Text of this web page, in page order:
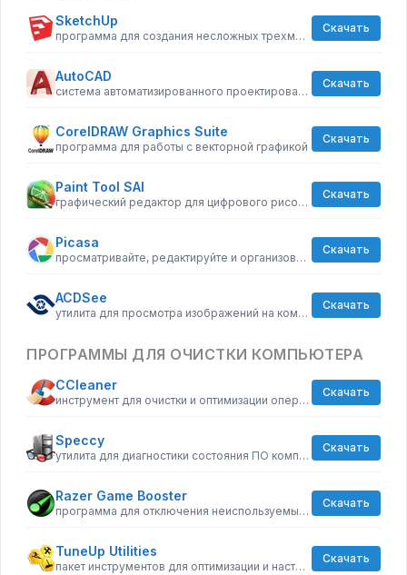
SketchUp
программа для создания несложных трехмерных моделей
Скачать
AutoCAD
система автоматизированного проектирования от Autodesk
Скачать
CorelDRAW Graphics Suite
программа для работы с векторной графикой
Скачать
Paint Tool SAI
графический редактор для цифрового рисования
Скачать
Picasa
просматривайте, редактируйте и организовывайте изображения
Скачать
ACDSee
утилита для просмотра изображений на компьютере
Скачать
ПРОГРАММЫ ДЛЯ ОЧИСТКИ КОМПЬЮТЕРА
CCleaner
инструмент для очистки и оптимизации операционных систем Windows
Скачать
Speccy
утилита для диагностики состояния ПО компьютера
Скачать
Razer Game Booster
программа для отключения неиспользуемых процессов
Скачать
TuneUp Utilities
пакет инструментов для оптимизации и настройки компьютеров
Скачать